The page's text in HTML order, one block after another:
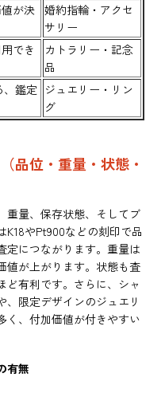
が決
婚約指輪・アクセ
サリー
でき
カトラリー・記念
品
、鑑定 ジュエリー・リン
グ
品位・重量・状態・
重量、保存状態、そしてブ
K18やPt900などの刻印で品
定につながります。重量は
値が上がります。状態も査
ど有利です。さらに、シャ
限定デザインのジュエリ
く、付加価値が付きやすい
有無